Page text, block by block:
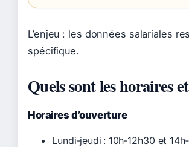
L’enjeu : les données salariales
spécifique.
Quels sont les horaires
Horaires d’ouverture
Lundi‑jeudi : 10h‑12h30 et